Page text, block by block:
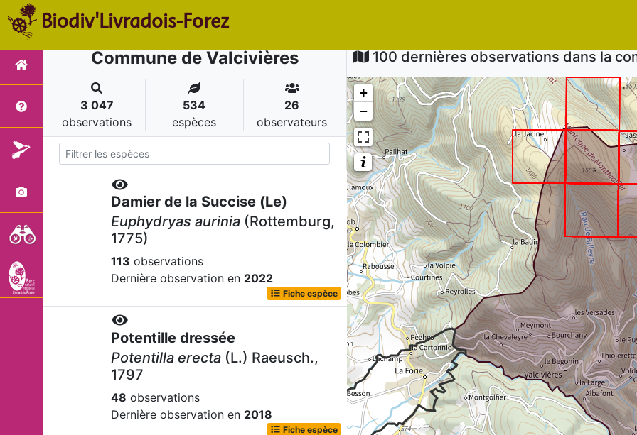
Biodiv'Livradois-Forez
Commune de Valcivières
3 047
observations
534
espèces
26
observateurs
Damier de la Succise (Le)
Euphydryas aurinia (Rottemburg,
1775)
113 observations
Dernière observation en 2022
Fiche espèce
Potentille dressée
Potentilla erecta (L.) Raeusch.,
1797
48 observations
Dernière observation en 2018
Fiche espèce
100 dernières observations dans la
+
−